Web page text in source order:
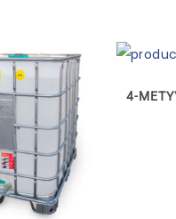
Tällä
tuotteella
on
4-